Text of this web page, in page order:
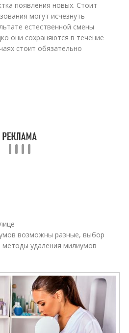
появления новых. Стоит
могут исчезнуть
естественной смены
они сохраняются в течение
стоит обязательно
возможны разные, выбор
удаления милиумов